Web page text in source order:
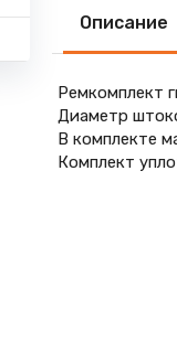
Описание
Ремкомплект
Диаметр
В комплекте
Комплект